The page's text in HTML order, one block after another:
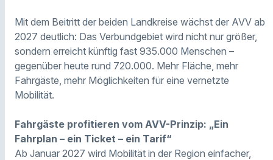
Mit dem Beitritt der beiden Landkreise wächst der AVV ab
2027 deutlich: Das Verbundgebiet wird nicht nur größer,
sondern erreicht künftig fast 935.000 Menschen –
gegenüber heute rund 720.000. Mehr Fläche, mehr
Fahrgäste, mehr Möglichkeiten für eine vernetzte
Mobilität.
Fahrgäste profitieren vom AVV-Prinzip: „Ein
Fahrplan – ein Ticket – ein Tarif“
Ab Januar 2027 wird Mobilität in der Region einfacher,